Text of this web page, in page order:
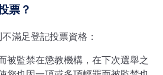
票？
滿足登記投票資格：
被監禁在懲教機構，在下次選舉之